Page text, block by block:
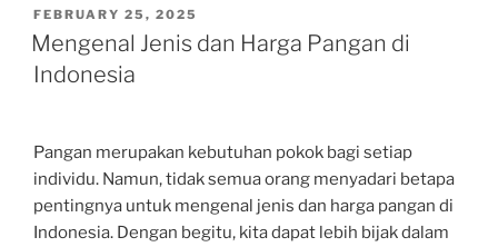
POSTED
ON
FEBRUARY 25, 2025
Mengenal Jenis dan Harga Pangan di
Indonesia
Pangan merupakan kebutuhan pokok bagi setiap
individu. Namun, tidak semua orang menyadari betapa
pentingnya untuk mengenal jenis dan harga pangan di
Indonesia. Dengan begitu, kita dapat lebih bijak dalam